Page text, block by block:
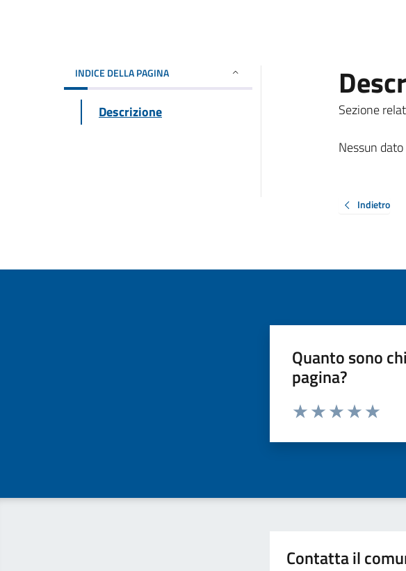
INDICE DELLA PAGINA
Descrizione
Sezione
Nessun
Indietro
Quanto sono
pagina?
Valuta da 1 a 5 stelle la pagina
Contatta il